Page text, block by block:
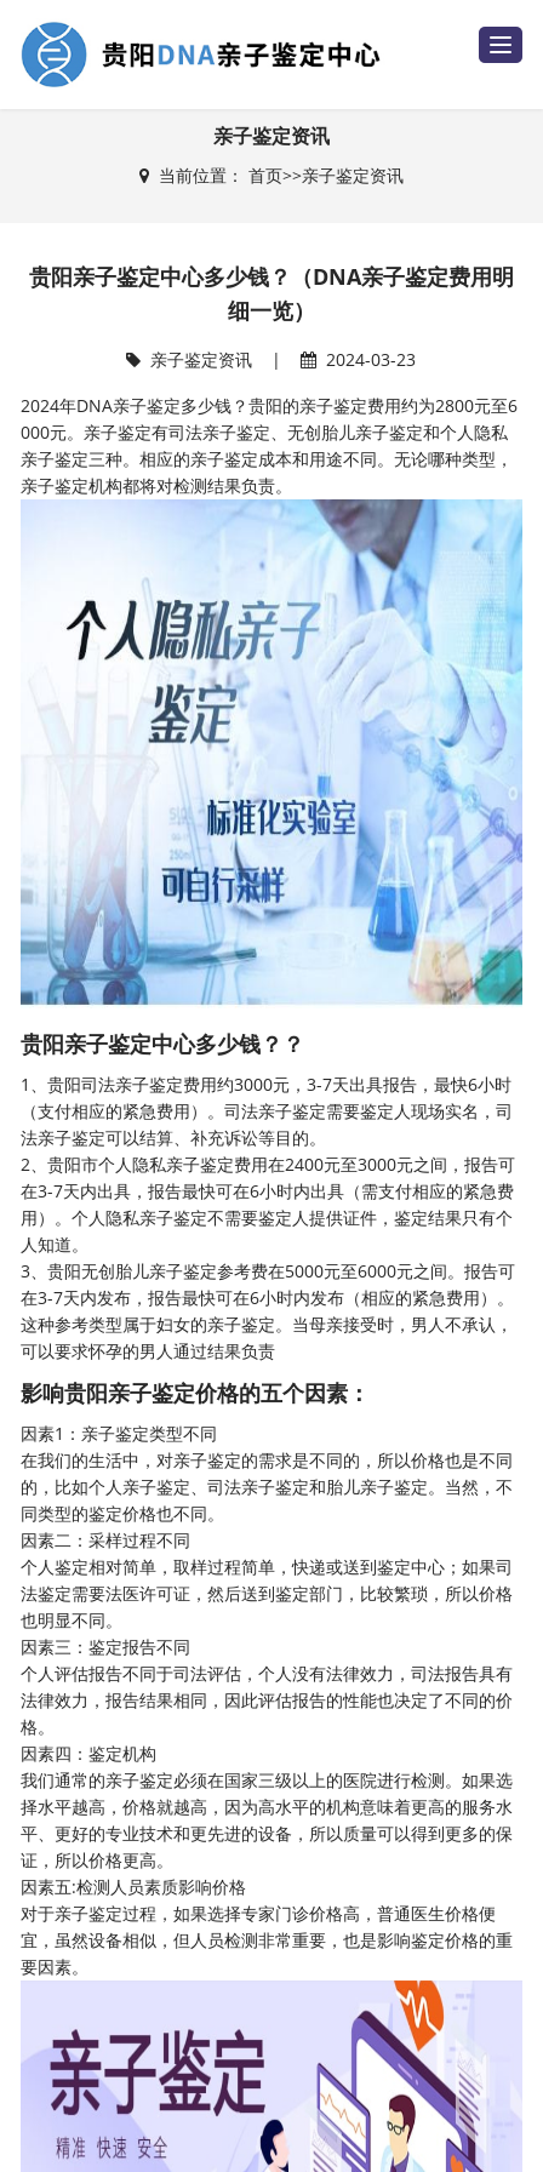
T
o
i
o
亲子鉴定资讯
当前位置： 首页>>亲子鉴定资讯
贵阳亲子鉴定中心多少钱？（DNA亲子鉴定费用明
细一览）
亲子鉴定资讯 |
2024-03-23
2024年DNA亲子鉴定多少钱？贵阳的亲子鉴定费用约为2800元至6
000元。亲子鉴定有司法亲子鉴定、无创胎儿亲子鉴定和个人隐私
亲子鉴定三种。相应的亲子鉴定成本和用途不同。无论哪种类型，
亲子鉴定机构都将对检测结果负责。
贵阳亲子鉴定中心多少钱？？
1、贵阳司法亲子鉴定费用约3000元，3-7天出具报告，最快6小时
（支付相应的紧急费用）。司法亲子鉴定需要鉴定人现场实名，司
法亲子鉴定可以结算、补充诉讼等目的。
2、贵阳市个人隐私亲子鉴定费用在2400元至3000元之间，报告可
在3-7天内出具，报告最快可在6小时内出具（需支付相应的紧急费
用）。个人隐私亲子鉴定不需要鉴定人提供证件，鉴定结果只有个
人知道。
3、贵阳无创胎儿亲子鉴定参考费在5000元至6000元之间。报告可
在3-7天内发布，报告最快可在6小时内发布（相应的紧急费用）。
这种参考类型属于妇女的亲子鉴定。当母亲接受时，男人不承认，
可以要求怀孕的男人通过结果负责
影响贵阳亲子鉴定价格的五个因素：
因素1：亲子鉴定类型不同
在我们的生活中，对亲子鉴定的需求是不同的，所以价格也是不同
的，比如个人亲子鉴定、司法亲子鉴定和胎儿亲子鉴定。当然，不
同类型的鉴定价格也不同。
因素二：采样过程不同
个人鉴定相对简单，取样过程简单，快递或送到鉴定中心；如果司
法鉴定需要法医许可证，然后送到鉴定部门，比较繁琐，所以价格
也明显不同。
因素三：鉴定报告不同
个人评估报告不同于司法评估，个人没有法律效力，司法报告具有
法律效力，报告结果相同，因此评估报告的性能也决定了不同的价
格。
因素四：鉴定机构
我们通常的亲子鉴定必须在国家三级以上的医院进行检测。如果选
择水平越高，价格就越高，因为高水平的机构意味着更高的服务水
平、更好的专业技术和更先进的设备，所以质量可以得到更多的保
证，所以价格更高。
因素五:检测人员素质影响价格
对于亲子鉴定过程，如果选择专家门诊价格高，普通医生价格便
宜，虽然设备相似，但人员检测非常重要，也是影响鉴定价格的重
要因素。